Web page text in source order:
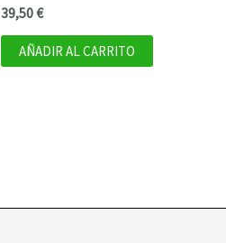
39,50€
AÑADIR AL CARRITO